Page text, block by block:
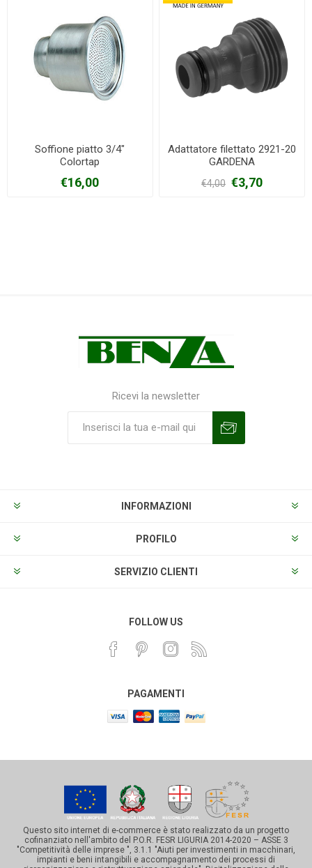
Soffione piatto 3/4"
Colortap
€16,00
Adattatore filettato 2921-20
GARDENA
€4,00 €3,70
Ricevi la newsletter
INFORMAZIONI
PROFILO
SERVIZIO CLIENTI
FOLLOW US
PAGAMENTI
Questo sito internet di e-commerce è stato realizzato da un progetto
cofinanziato nell'ambito del P.O.R. FESR LIGURIA 2014-2020 – ASSE 3
"Competitività delle imprese ", 3.1.1 "Aiuti per investimenti in macchinari,
impianti e beni intangibili e accompagnamento dei processi di